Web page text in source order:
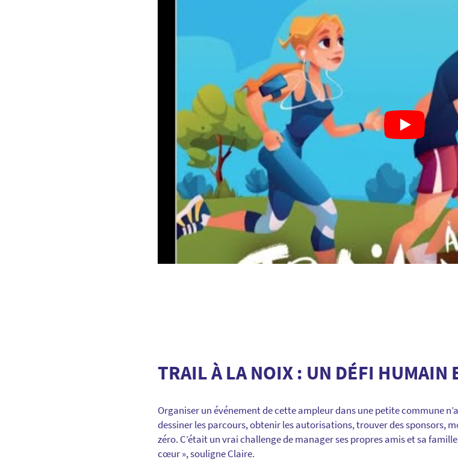
TRAIL À LA NOIX : UN DÉFI HUMAIN
Organiser un événement de cette ampleur dans une petite commune
dessiner les parcours, obtenir les autorisations, trouver des sponsors,
zéro. C’était un vrai challenge de manager ses propres amis et sa
cœur », souligne Claire.